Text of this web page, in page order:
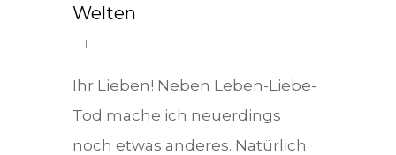
Welten
...
Ihr Lieben! Neben Leben-Liebe-
Tod mache ich neuerdings
noch etwas anderes. Natürlich